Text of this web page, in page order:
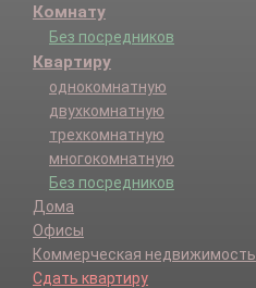
Комнату
Без посредников
Квартиру
однокомнатную
двухкомнатную
трехкомнатную
многокомнатную
Без посредников
Дома
Офисы
Коммерческая недвижимость
Сдать квартиру